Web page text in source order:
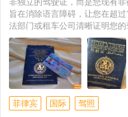
旨在消除语言障碍，让您在超
法部门或租车公司清晰证明您的
菲律宾 国际 驾照